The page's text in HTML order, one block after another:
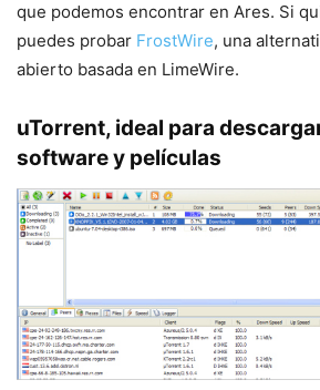
que podemos encontrar en Ares. Si
puedes probar FrostWire, una
abierto basada en LimeWire.
uTorrent, ideal para
software y películas